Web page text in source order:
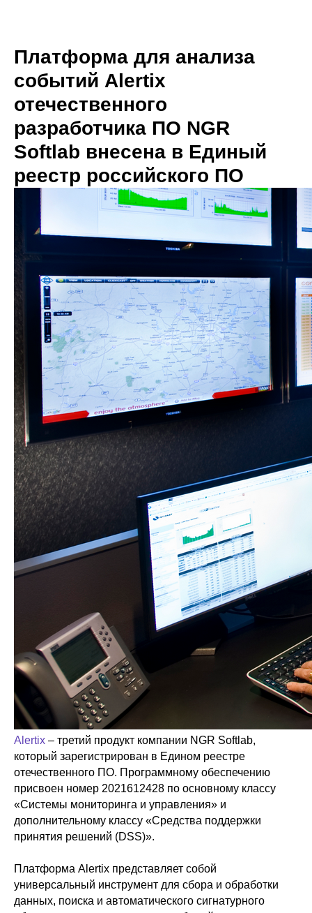
Платформа для анализа
событий Alertix
отечественного
разработчика ПО NGR
Softlab внесена в Единый
реестр российского ПО
Alertix – третий продукт компании NGR Softlab,
который зарегистрирован в Едином реестре
отечественного ПО. Программному обеспечению
присвоен номер 2021612428 по основному классу
«Системы мониторинга и управления» и
дополнительному классу «Средства поддержки
принятия решений (DSS)».
Платформа Alertix представляет собой
универсальный инструмент для сбора и обработки
данных, поиска и автоматического сигнатурного